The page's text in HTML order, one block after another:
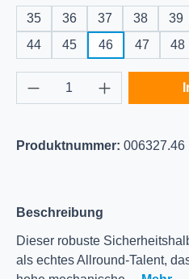
35 36 37 38 39
44
45 46 47 48
Produkt Anzahl: Gib
Produktnummer: 006327.46
Beschreibung
Dieser robuste
als echtes Allround-Talent,